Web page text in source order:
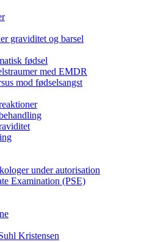
graviditet og barsel
fødsel
med EMDR
mod fødselsangst
under autorisation
Examination (PSE)
Kristensen